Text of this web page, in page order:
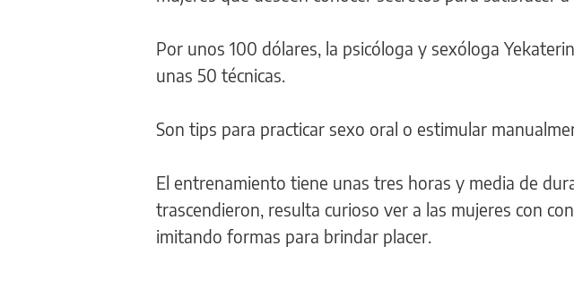
Por unos 100 dólares, la psicóloga y sexóloga
unas 50 técnicas.
Son tips para practicar sexo oral o estimular
El entrenamiento tiene unas tres horas y media de
trascendieron, resulta curioso ver a las mujeres con
imitando formas para brindar placer.